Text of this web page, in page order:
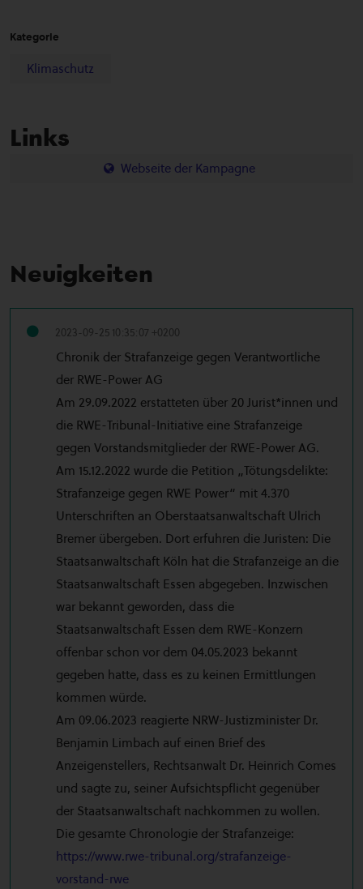
Kategorie
Klimaschutz
Links
Webseite der Kampagne
Neuigkeiten
2023-09-25 10:35:07 +0200
Chronik der Strafanzeige gegen Verantwortliche
der RWE-Power AG
Am 29.09.2022 erstatteten über 20 Jurist*innen und
die RWE-Tribunal-Initiative eine Strafanzeige
gegen Vorstandsmitglieder der RWE-Power AG.
Am 15.12.2022 wurde die Petition „Tötungsdelikte:
Strafanzeige gegen RWE Power“ mit 4.370
Unterschriften an Oberstaatsanwaltschaft Ulrich
Bremer übergeben. Dort erfuhren die Juristen: Die
Staatsanwaltschaft Köln hat die Strafanzeige an die
Staatsanwaltschaft Essen abgegeben. Inzwischen
war bekannt geworden, dass die
Staatsanwaltschaft Essen dem RWE-Konzern
offenbar schon vor dem 04.05.2023 bekannt
gegeben hatte, dass es zu keinen Ermittlungen
kommen würde.
Am 09.06.2023 reagierte NRW-Justizminister Dr.
Benjamin Limbach auf einen Brief des
Anzeigenstellers, Rechtsanwalt Dr. Heinrich Comes
und sagte zu, seiner Aufsichtspflicht gegenüber
der Staatsanwaltschaft nachkommen zu wollen.
Die gesamte Chronologie der Strafanzeige:
https://www.rwe-tribunal.org/strafanzeige-
vorstand-rwe